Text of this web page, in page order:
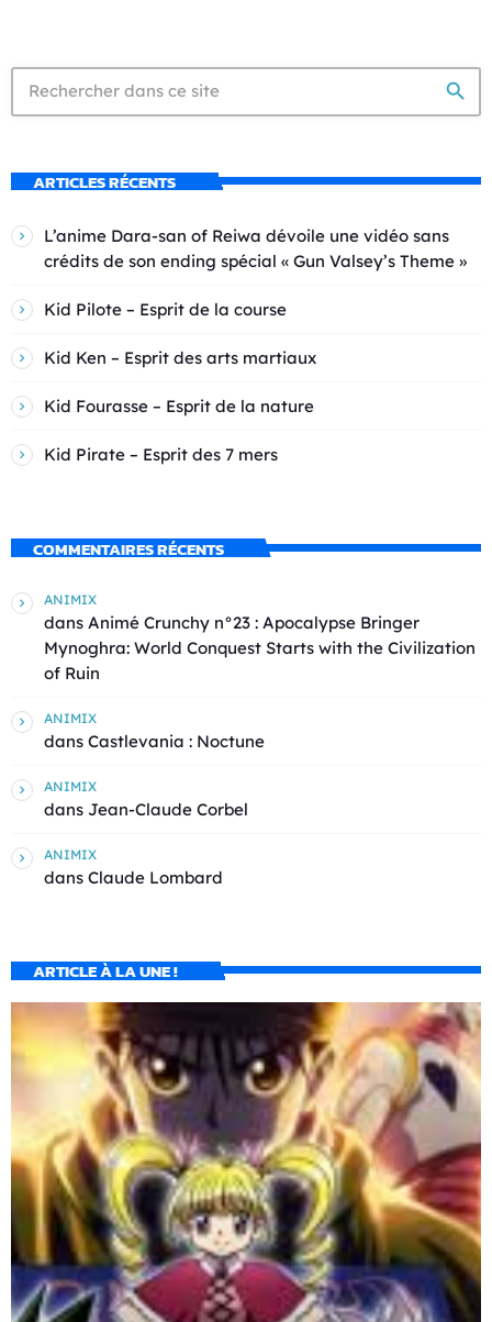
search
ARTICLES RÉCENTS
L’anime Dara-san of Reiwa dévoile une vidéo sans
crédits de son ending spécial « Gun Valsey’s Theme »
Kid Pilote – Esprit de la course
Kid Ken – Esprit des arts martiaux
Kid Fourasse – Esprit de la nature
Kid Pirate – Esprit des 7 mers
COMMENTAIRES RÉCENTS
ANIMIX
dans Animé Crunchy n°23 : Apocalypse Bringer
Mynoghra: World Conquest Starts with the Civilization
of Ruin
ANIMIX
dans Castlevania : Noctune
ANIMIX
dans Jean-Claude Corbel
ANIMIX
dans Claude Lombard
ARTICLE À LA UNE !